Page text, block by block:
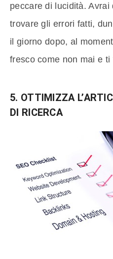
peccare di lucidità.
trovare gli errori fatti,
il giorno dopo, al
fresco come non mai e
5. OTTIMIZZA
DI RICERCA